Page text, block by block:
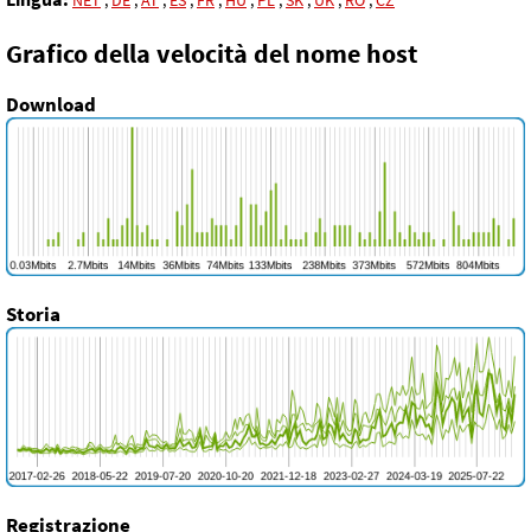
Grafico della velocità del nome host
Download
Storia
Registrazione